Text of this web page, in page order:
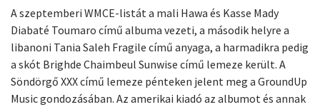
A szeptemberi WMCE-listát a mali Hawa és Kasse Mady
Diabaté Toumaro című albuma vezeti, a második helyre a
libanoni Tania Saleh Fragile című anyaga, a harmadikra pedig
a skót Brighde Chaimbeul Sunwise című lemeze került. A
Söndörgő XXX című lemeze pénteken jelent meg a GroundUp
Music gondozásában. Az amerikai kiadó az albumot és annak